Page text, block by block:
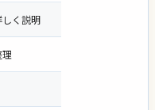
く説明